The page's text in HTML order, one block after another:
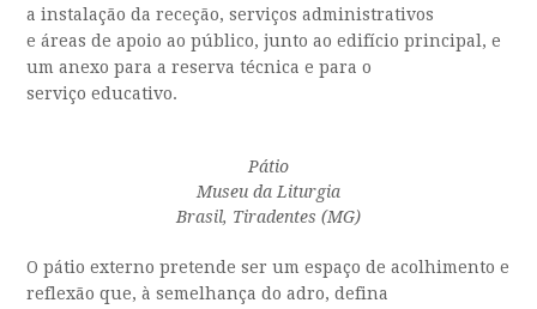
a instalação da receção, serviços administrativos
eáreasde apoio ao público, junto ao edifício principal, e
um anexo paraa reserva técnica epara o
serviço educativo.
Pátio
Museu da Liturgia
Brasil, Tiradentes (MG)
O pátio externo pretende serum espaço de acolhimento e
reflexão que, à semelhança do adro, defina